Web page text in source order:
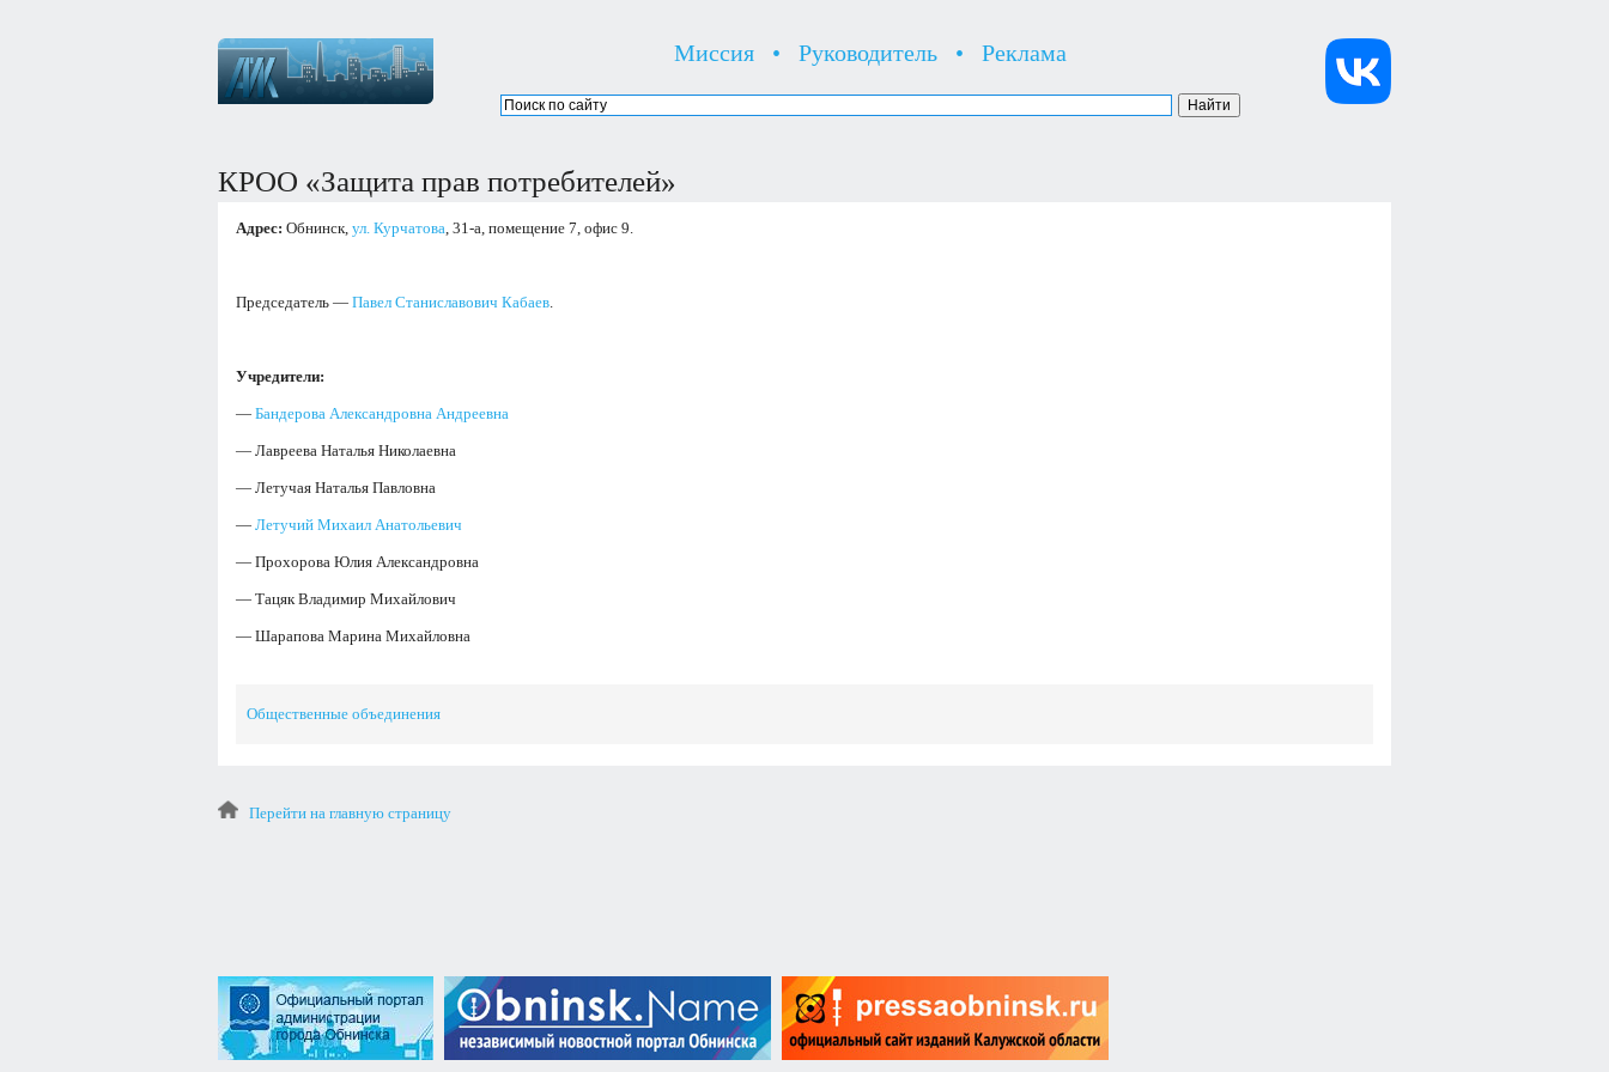
Миссия • Руководитель • Реклама
КРОО «Защита прав потребителей»
Адрес: Обнинск, ул. Курчатова, 31-а, помещение 7, офис 9.
Председатель — Павел Станиславович Кабаев.
Учредители:
— Бандерова Александровна Андреевна
— Лавреева Наталья Николаевна
— Летучая Наталья Павловна
— Летучий Михаил Анатольевич
— Прохорова Юлия Александровна
— Тацяк Владимир Михайлович
— Шарапова Марина Михайловна
Общественные объединения
Перейти на главную страницу